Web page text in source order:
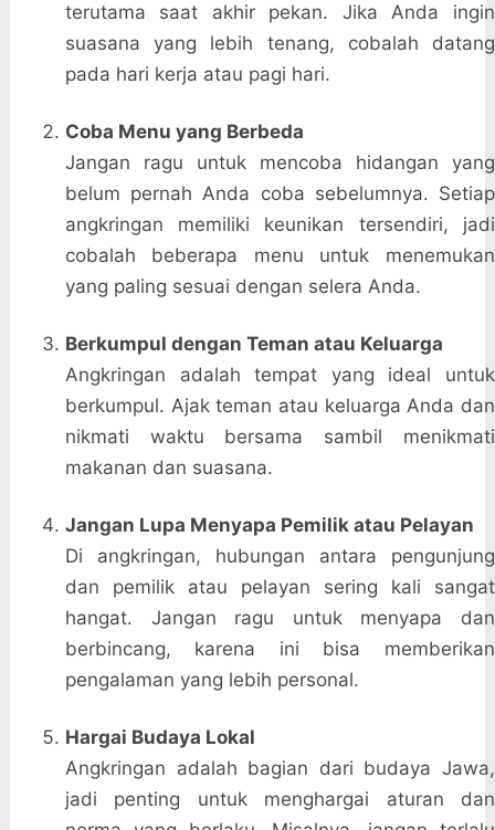
terutama saat akhir pekan. Jika Anda ingin
suasana yang lebih tenang, cobalah datang
pada hari kerja atau pagi hari.
Coba Menu yang Berbeda
Jangan ragu untuk mencoba hidangan yang
belum pernah Anda coba sebelumnya. Setiap
angkringan memiliki keunikan tersendiri, jadi
cobalah beberapa menu untuk menemukan
yang paling sesuai dengan selera Anda.
Berkumpul dengan Teman atau Keluarga
Angkringan adalah tempat yang ideal untuk
berkumpul. Ajak teman atau keluarga Anda dan
nikmati waktu bersama sambil menikmati
makanan dan suasana.
Jangan Lupa Menyapa Pemilik atau Pelayan
Di angkringan, hubungan antara pengunjung
dan pemilik atau pelayan sering kali sangat
hangat. Jangan ragu untuk menyapa dan
berbincang, karena ini bisa memberikan
pengalaman yang lebih personal.
Hargai Budaya Lokal
Angkringan adalah bagian dari budaya Jawa,
jadi penting untuk menghargai aturan dan